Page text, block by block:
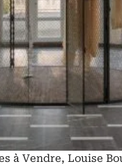
à Vendre, Louise